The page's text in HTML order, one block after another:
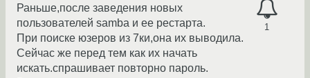
1
Раньше,после заведения новых
пользователей samba и ее рестарта.
При поиске юзеров из 7ки,она их выводила.
Сейчас же перед тем как их начать
искать.спрашивает повторно пароль.